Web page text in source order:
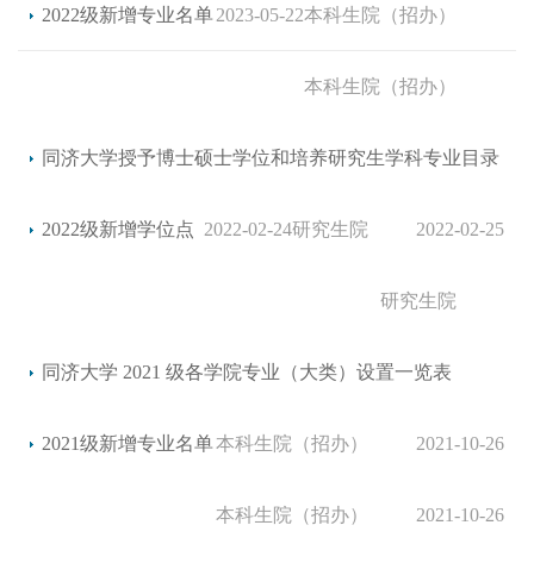
本科生院（招办）
2022级新增专业名单2023-05-22
本科生院（招办）
同济大学授予博士硕士学位和培养研究生学科专业目录
2022-02-25
研究生院
2022级新增学位点 2022-02-24
研究生院
同济大学 2021 级各学院专业（大类）设置一览表
2021-10-26
本科生院（招办）
2021级新增专业名单
2021-10-26
本科生院（招办）